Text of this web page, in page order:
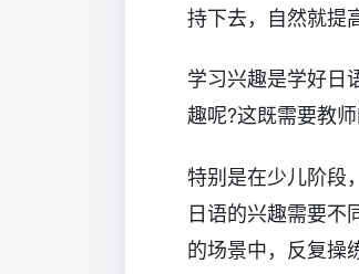
持下去，自然就提
学习兴趣是学好日
趣呢?这既需要教
特别是在少儿阶段
日语的兴趣需要不
的场景中，反复操